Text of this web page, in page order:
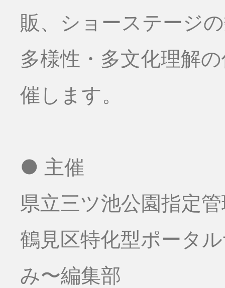
販、ショーステージ
多様性・多文化理解
催します。
● 主催
県立三ツ池公園指定
鶴見区特化型ポータ
み〜編集部